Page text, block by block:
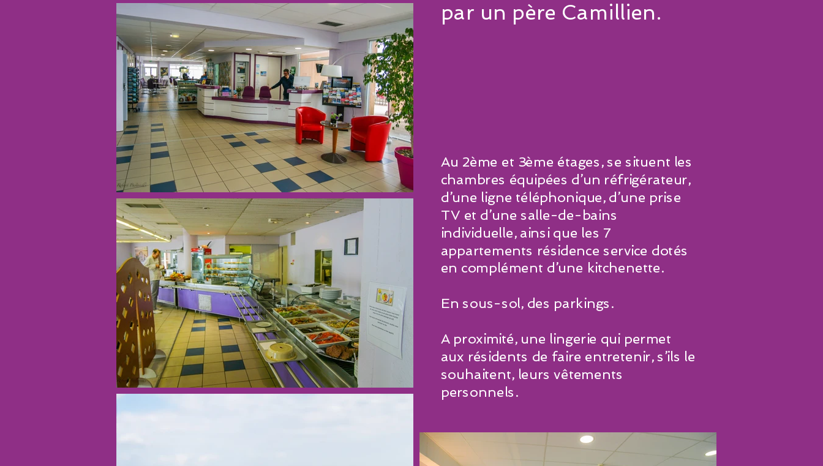
par un père Camillien.
Au 2ème et 3ème étages, se situent les
chambres équipées d’un réfrigérateur,
d’une ligne téléphonique, d’une prise
TV et d’une salle-de-bains
individuelle, ainsi que les 7
appartements résidence service dotés
en complément d’une kitchenette.
En sous-sol, des parkings.
A proximité, une lingerie qui permet
aux résidents de faire entretenir, s’ils le
souhaitent, leurs vêtements
personnels.